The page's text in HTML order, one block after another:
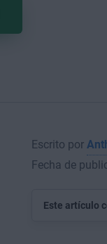
Escrito por
Fecha de
Este artículo